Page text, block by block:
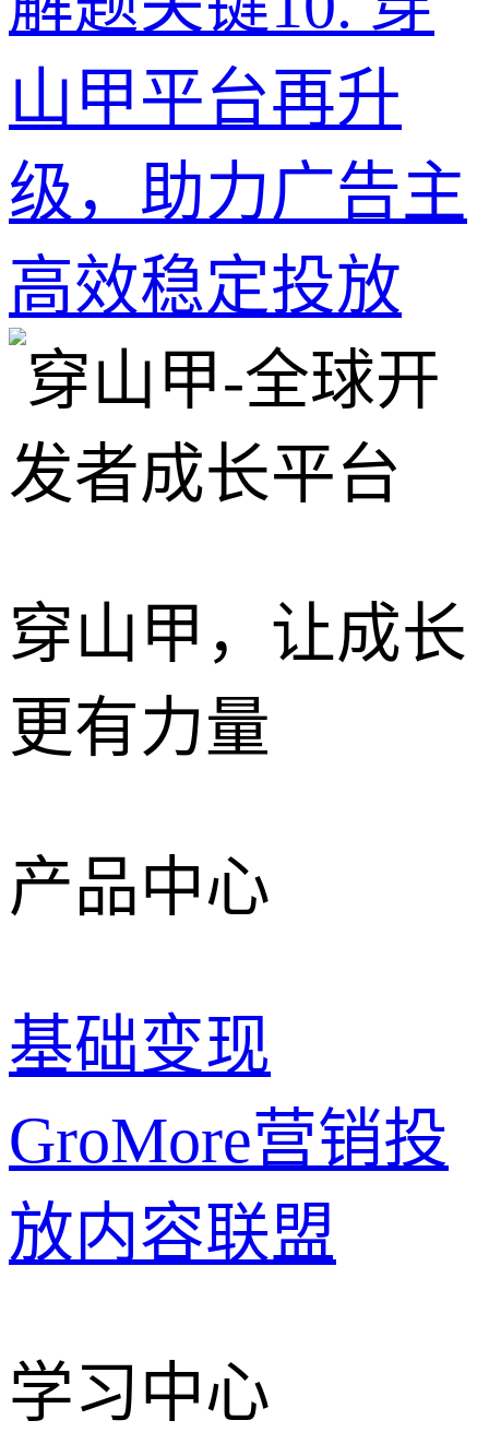
山甲平台再升
级，助力广告主
高效稳定投放
穿山甲，让成长
更有力量
产品中心
基础变现
GroMore营销投
放内容联盟
学习中心